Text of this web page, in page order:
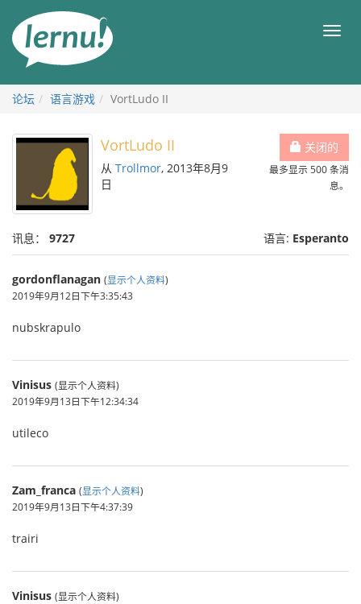
目
论坛 语言游戏 VortLudo II
关闭的
最多显示 500 条消
息。
VortLudo II
从 Trollmor, 2013年8月9
日
讯息： 9727 语言: Esperanto
gordonflanagan (显示个人资料)
2019年9月12日下午3:35:43
nubskrapulo
Vinisus (显示个人资料)
2019年9月13日下午12:34:34
utileco
Zam_franca (显示个人资料)
2019年9月13日下午4:37:39
trairi
Vinisus (显示个人资料)